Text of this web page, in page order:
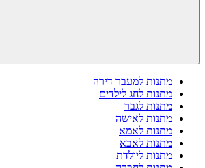
מתנות למעבר דירה
מתנות לחג לילדים
מתנות לגבר
מתנות לאישה
מתנות לאמא
מתנות לאבא
מתנות ליולדת